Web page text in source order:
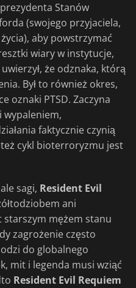
Stanów
(swojego przyjaciela,
aby powstrzymać
wiary w instytucje,
że odznaka, którą
Był to również okres,
oznaki PTSD. Zaczyna
wypaleniem,
faktycznie czynią
cykl bioterroryzmu jest
sagi, Resident Evil
ani
starszym mężem stanu
zagrożenie często
do globalnego
mit i legenda musi wziąć
Resident Evil Requiem